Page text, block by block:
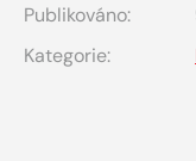
Publikováno:
Kategorie: